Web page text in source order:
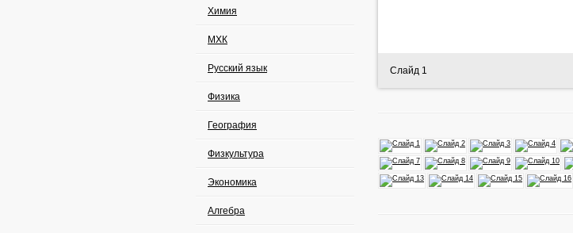
Химия
МХК
Русский язык
Физика
География
Физкультура
Экономика
Алгебра
Слайд 1